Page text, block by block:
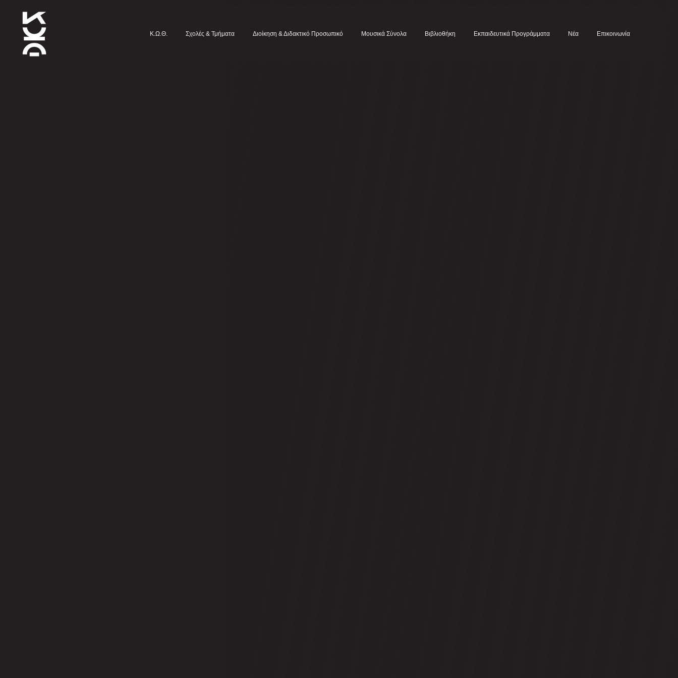
Κ.Ω.Θ. Σχολές & Τμήματα Διοίκηση & Διδακτικό Προσωπικό Μουσικά Σύνολα Βιβλιοθήκη Εκπαιδευτικά Προγράμματα Νέα Επικοινωνία